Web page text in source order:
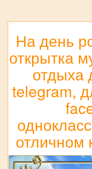
На день
открытка
отдыха
telegram,
отличном